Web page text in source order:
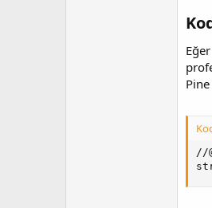
//